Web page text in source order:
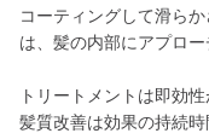
コーティングして滑ら
は、髪の内部にアプロ
トリートメントは即効
髪質改善は効果の持続